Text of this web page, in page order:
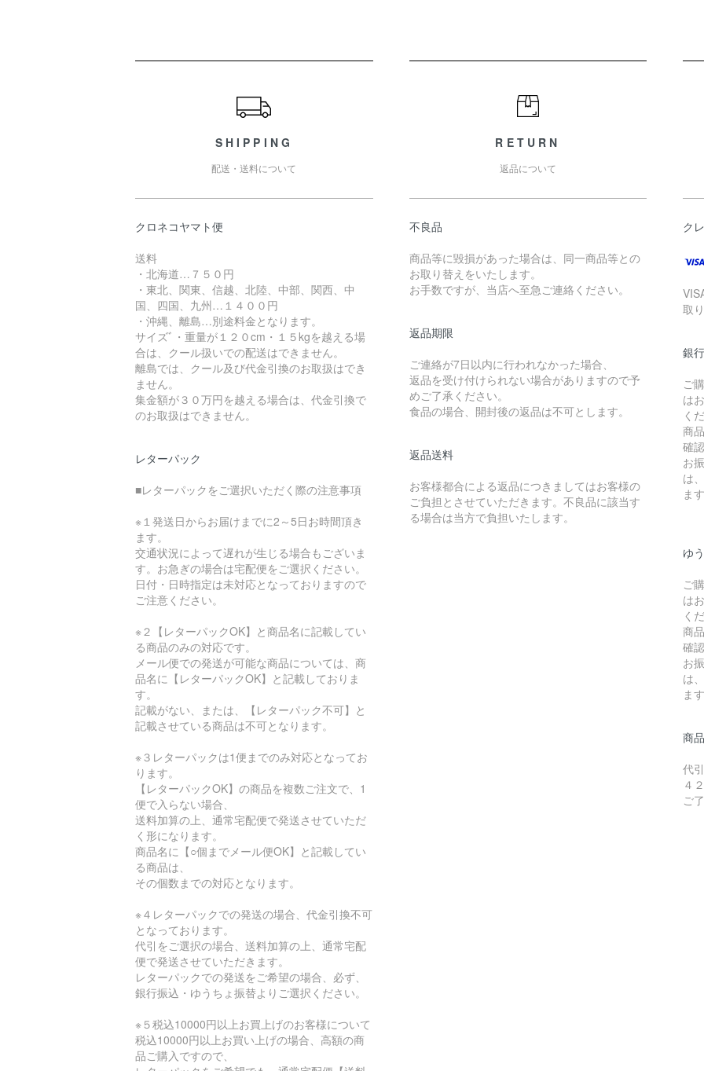
SHIPPING
配送・送料について
クロネコヤマト便
送料
・北海道…７５０円
・東北、関東、信越、北陸、中部、関西、中
国、四国、九州…１４００円
・沖縄、離島…別途料金となります。
サイズﾞ・重量が１２０cm・１５kgを越える場
合は、クール扱いでの配送はできません。
離島では、クール及び代金引換のお取扱はでき
ません。
集金額が３０万円を越える場合は、代金引換で
のお取扱はできません。
レターパック
■レターパックをご選択いただく際の注意事項
※１発送日からお届けまでに2～5日お時間頂き
ます。
交通状況によって遅れが生じる場合もございま
す。お急ぎの場合は宅配便をご選択ください。
日付・日時指定は未対応となっておりますので
ご注意ください。
※２【レターパックOK】と商品名に記載してい
る商品のみの対応です。
メール便での発送が可能な商品については、商
品名に【レターパックOK】と記載しておりま
す。
記載がない、または、【レターパック不可】と
記載させている商品は不可となります。
※３レターパックは1便までのみ対応となってお
ります。
【レターパックOK】の商品を複数ご注文で、1
便で入らない場合、
送料加算の上、通常宅配便で発送させていただ
く形になります。
商品名に【○個までメール便OK】と記載してい
る商品は、
その個数までの対応となります。
※４レターパックでの発送の場合、代金引換不可
となっております。
代引をご選択の場合、送料加算の上、通常宅配
便で発送させていただきます。
レターパックでの発送をご希望の場合、必ず、
銀行振込・ゆうちょ振替よりご選択ください。
※５税込10000円以上お買上げのお客様について
税込10000円以上お買い上げの場合、高額の商
品ご購入ですので、
RETURN
返品について
不良品
商品等に毀損があった場合は、同一商品等との
お取り替えをいたします。
お手数ですが、当店へ至急ご連絡ください。
返品期限
ご連絡が7日以内に行われなかった場合、
返品を受け付けられない場合がありますので予
めご了承ください。
食品の場合、開封後の返品は不可とします。
返品送料
お客様都合による返品につきましてはお客様の
ご負担とさせていただきます。不良品に該当す
る場合は当方で負担いたします。
ク
取
銀
ご
は
く
商
確
お
は
ま
ゆ
ご
は
く
商
確
お
は
ま
商
代
４
ご